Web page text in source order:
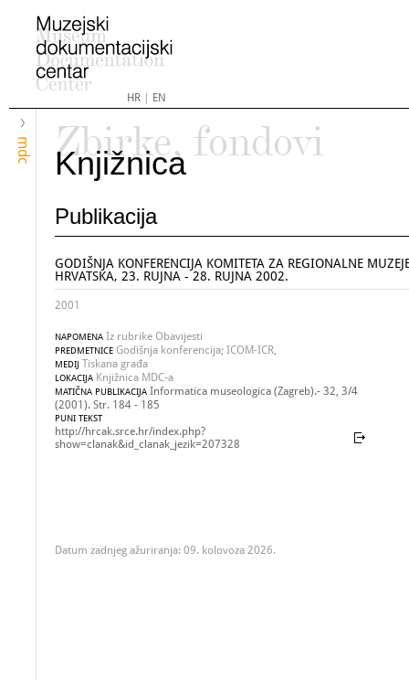
HR| EN
mdc
Zbirke, fondovi
Knjižnica
Publikacija
GODIŠNJA KONFERENCIJA KOMITETA ZA REGIONALNE
HRVATSKA, 23. RUJNA - 28. RUJNA 2002.
2001
NAPOMENA Iz rubrike Obavijesti
PREDMETNICE Godišnja konferencija; ICOM-ICR,
MEDIJ Tiskana građa
LOKACIJA Knjižnica MDC-a
MATIČNA PUBLIKACIJA Informatica museologica (Zagreb).- 32, 3/4
(2001). Str. 184 - 185
PUNI TEKST
http://hrcak.srce.hr/index.php?
show=clanak&id_clanak_jezik=207328
Datum zadnjeg ažuriranja: 09. kolovoza 2026.